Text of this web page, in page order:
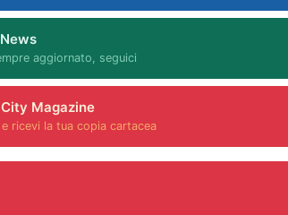
aggiornato, seguici
Magazine
ricevi la tua copia cartacea